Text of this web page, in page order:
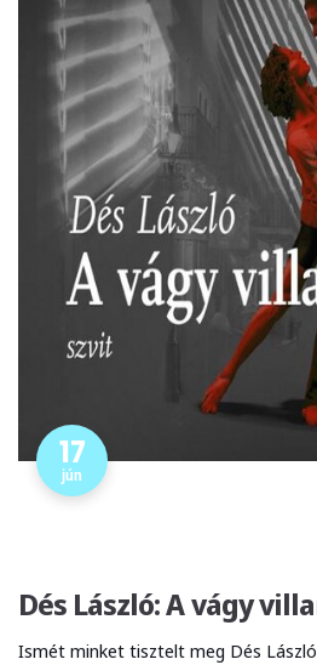
17
jún
Dés László: A vágy
Ismét minket tisztelt meg Dés